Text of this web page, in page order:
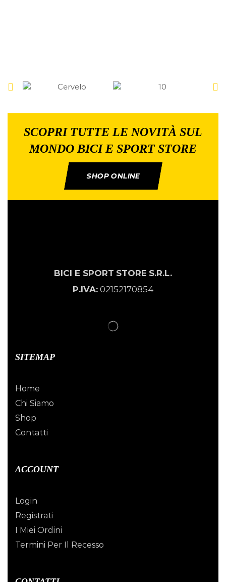
SCOPRI TUTTE LE NOVITÀ SUL
MONDO BICI E SPORT STORE
SHOP ONLINE
BICI E SPORT STORE S.R.L.
P.IVA:02152170854
SITEMAP
Home
Chi Siamo
Shop
Contatti
ACCOUNT
Login
Registrati
I Miei Ordini
Termini Per Il Recesso